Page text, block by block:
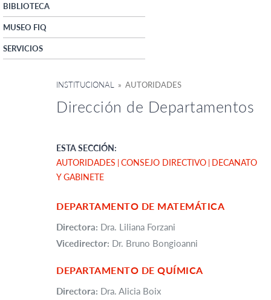
BIBLIOTECA
MUSEO FIQ
SERVICIOS
INSTITUCIONAL » AUTORIDADES
Dirección de Departamentos
ESTA SECCIÓN:
AUTORIDADES CONSEJO DIRECTIVO DECANATO
Y GABINETE
DEPARTAMENTO DE MATEMÁTICA
Directora: Dra. Liliana Forzani
Vicedirector: Dr. Bruno Bongioanni
DEPARTAMENTO DE QUÍMICA
Directora: Dra. Alicia Boix